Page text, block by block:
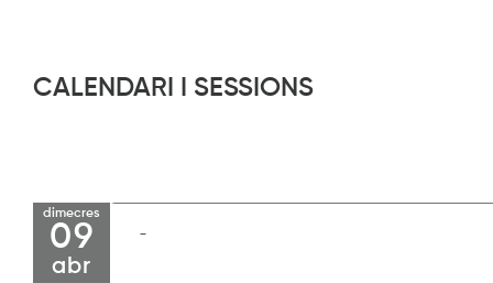
CALENDARI I SESSIONS
dimecres
09
abr